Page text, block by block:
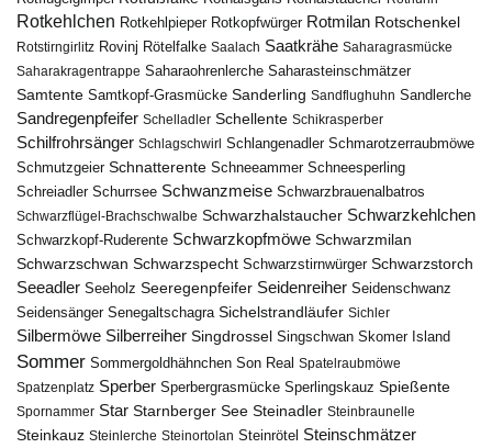
Rotkehlchen Rotkehlpieper Rotkopfwürger Rotmilan Rotschenkel
Rotstirngirlitz Rovinj Rötelfalke Saalach Saatkrähe Saharagrasmücke
Saharakragentrappe Saharaohrenlerche Saharasteinschmätzer
Samtente Samtkopf-Grasmücke Sanderling Sandflughuhn Sandlerche
Sandregenpfeifer Schelladler Schellente Schikrasperber
Schilfrohrsänger Schlagschwirl Schlangenadler Schmarotzerraubmöwe
Schmutzgeier Schnatterente Schneeammer Schneesperling
Schreiadler Schurrsee Schwanzmeise Schwarzbrauenalbatros
Schwarzflügel-Brachschwalbe Schwarzhalstaucher Schwarzkehlchen
Schwarzkopf-Ruderente Schwarzkopfmöwe Schwarzmilan
Schwarzschwan Schwarzspecht Schwarzstirnwürger Schwarzstorch
Seeadler Seeholz Seeregenpfeifer Seidenreiher Seidenschwanz
Seidensänger Senegaltschagra Sichelstrandläufer Sichler
Silbermöwe Silberreiher Singdrossel Singschwan Skomer Island
Sommer Sommergoldhähnchen Son Real Spatelraubmöwe
Spatzenplatz Sperber Sperbergrasmücke Sperlingskauz Spießente
Spornammer Star Starnberger See Steinadler Steinbraunelle
Steinkauz Steinlerche Steinortolan Steinrötel Steinschmätzer